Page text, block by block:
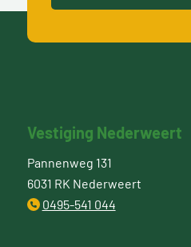
Vestiging Nederweert
Pannenweg 131
6031 RK Nederweert
0495-541 044